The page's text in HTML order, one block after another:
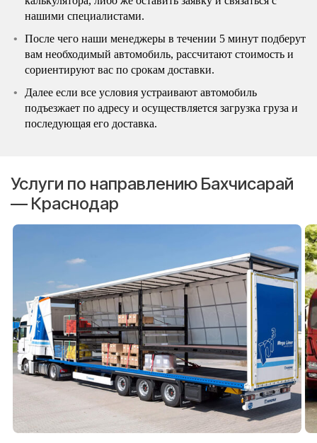
нашими специалистами.
После чего наши менеджеры в течении 5 минут подберут
вам необходимый автомобиль, рассчитают стоимость и
сориентируют вас по срокам доставки.
Далее если все условия устраивают автомобиль
подъезжает по адресу и осуществляется загрузка груза и
последующая его доставка.
Услуги по направлению Бахчисарай
— Краснодар